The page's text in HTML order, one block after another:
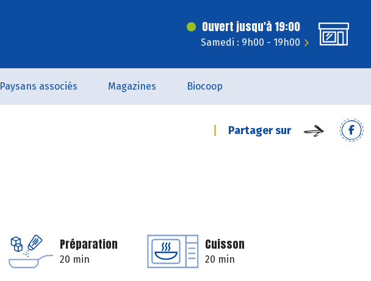
Ouvert jusqu'à 19:00
Samedi : 9h00 - 19h00
Paysans associés Magazines Biocoop
Partager sur
Préparation
20 min
Cuisson
20 min